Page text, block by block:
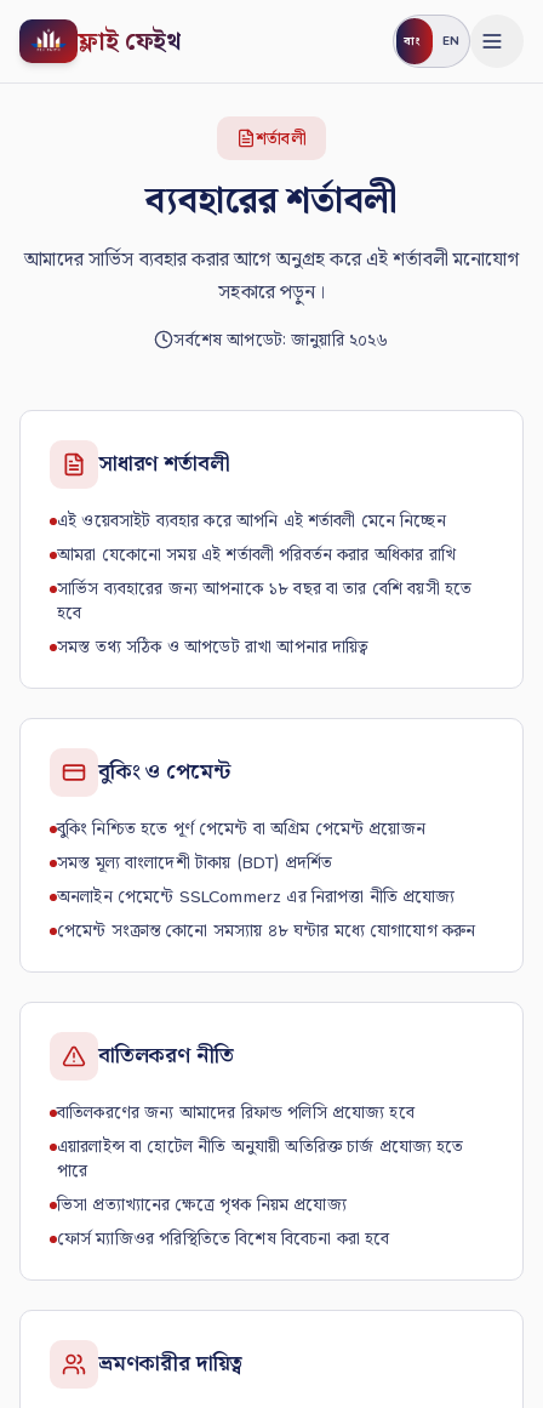
ফ্লাই ফেইথ বাং EN
শর্তাবলী
ব্যবহারের শর্তাবলী
আমাদের সার্ভিস ব্যবহার করার আগে অনুগ্রহ করে এই শর্তাবলী মনোযোগ
সহকারে পড়ুন।
সর্বশেষ আপডেট: জানুয়ারি ২০২৬
সাধারণ শর্তাবলী
এই ওয়েবসাইট ব্যবহার করে আপনি এই শর্তাবলী মেনে নিচ্ছেন
আমরা যেকোনো সময় এই শর্তাবলী পরিবর্তন করার অধিকার রাখি
সার্ভিস ব্যবহারের জন্য আপনাকে ১৮ বছর বা তার বেশি বয়সী হতে
হবে
সমস্ত তথ্য সঠিক ও আপডেট রাখা আপনার দায়িত্ব
বুকিং ও পেমেন্ট
বুকিং নিশ্চিত হতে পূর্ণ পেমেন্ট বা অগ্রিম পেমেন্ট প্রয়োজন
সমস্ত মূল্য বাংলাদেশী টাকায় (BDT) প্রদর্শিত
অনলাইন পেমেন্টে SSLCommerz এর নিরাপত্তা নীতি প্রযোজ্য
পেমেন্ট সংক্রান্ত কোনো সমস্যায় ৪৮ ঘন্টার মধ্যে যোগাযোগ করুন
বাতিলকরণ নীতি
বাতিলকরণের জন্য আমাদের রিফান্ড পলিসি প্রযোজ্য হবে
এয়ারলাইন্স বা হোটেল নীতি অনুযায়ী অতিরিক্ত চার্জ প্রযোজ্য হতে
পারে
ভিসা প্রত্যাখ্যানের ক্ষেত্রে পৃথক নিয়ম প্রযোজ্য
ফোর্স ম্যাজিওর পরিস্থিতিতে বিশেষ বিবেচনা করা হবে
ভ্রমণকারীর দায়িত্ব